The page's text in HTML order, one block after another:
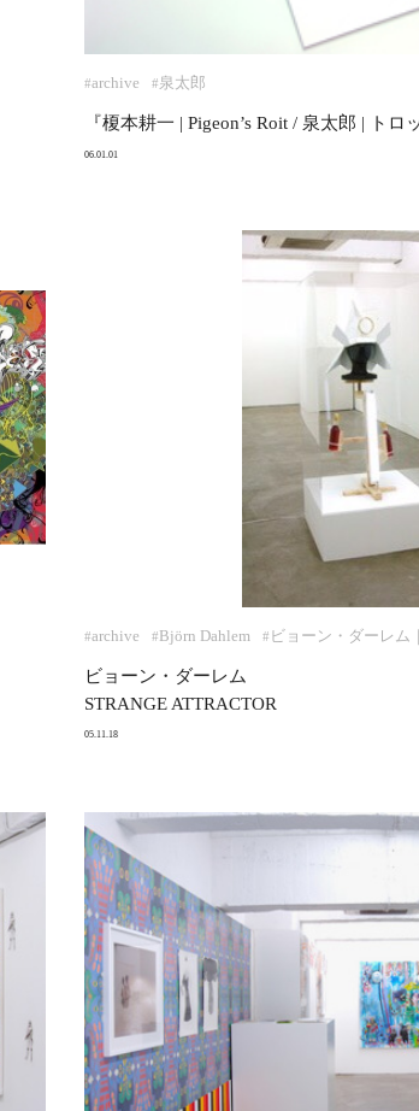
#archive #泉太郎
『榎本耕一 | Pigeon’s Roit / 泉太郎 | トロ
06.01.01
#archive #Björn Dahlem # ビョーン・ダーレム
ビョーン・ダーレム
STRANGE ATTRACTOR
05.11.18